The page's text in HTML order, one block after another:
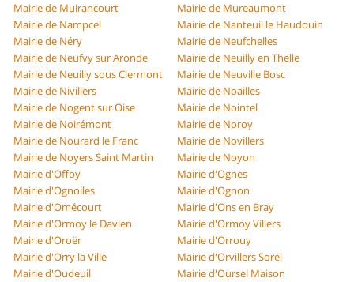
Mairie de Muirancourt
Mairie de Mureaumont
Mairie de Nampcel
Mairie de Nanteuil le Haudouin
Mairie de Néry
Mairie de Neufchelles
Mairie de Neufvy sur Aronde
Mairie de Neuilly en Thelle
Mairie de Neuilly sous Clermont
Mairie de Neuville Bosc
Mairie de Nivillers
Mairie de Noailles
Mairie de Nogent sur Oise
Mairie de Nointel
Mairie de Noirémont
Mairie de Noroy
Mairie de Nourard le Franc
Mairie de Novillers
Mairie de Noyers Saint Martin
Mairie de Noyon
Mairie d'Offoy
Mairie d'Ognes
Mairie d'Ognolles
Mairie d'Ognon
Mairie d'Omécourt
Mairie d'Ons en Bray
Mairie d'Ormoy le Davien
Mairie d'Ormoy Villers
Mairie d'Oroër
Mairie d'Orrouy
Mairie d'Orry la Ville
Mairie d'Orvillers Sorel
Mairie d'Oudeuil
Mairie d'Oursel Maison